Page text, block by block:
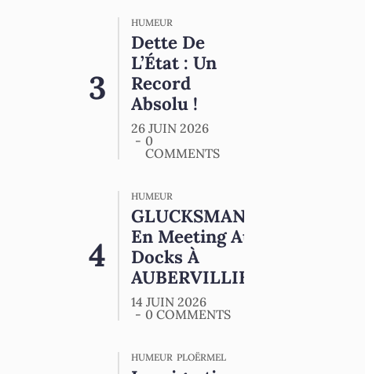
HUMEUR
Dette De
L’État : Un
Record
Absolu !
26 JUIN 2026
0
COMMENTS
HUMEUR
GLUCKSMANN
En Meeting Aux
Docks À
AUBERVILLIERS
14 JUIN 2026
0 COMMENTS
HUMEUR PLOËRMEL